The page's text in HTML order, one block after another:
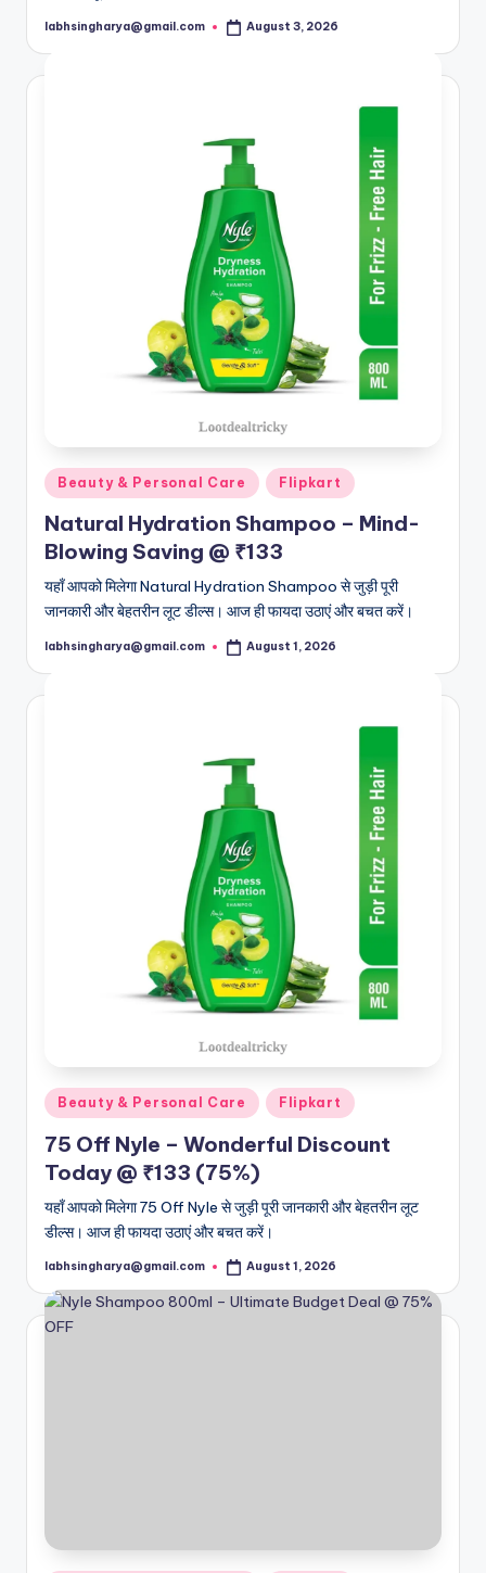
Posted
labhsingharya@gmail.com August 3, 2026
Posted
in
Beauty & Personal Care Flipkart
Natural Hydration Shampoo – Mind-
Blowing Saving @ ₹133
यहाँ आपको मिलेगा Natural Hydration Shampoo से जुड़ी पूरी
जानकारी और बेहतरीन लूट डील्स। आज ही फायदा उठाएं और बचत करें।
Posted
labhsingharya@gmail.com August 1, 2026
Posted
in
Beauty & Personal Care Flipkart
75 Off Nyle – Wonderful Discount
Today @ ₹133 (75%)
यहाँ आपको मिलेगा 75 Off Nyle से जुड़ी पूरी जानकारी और बेहतरीन लूट
डील्स। आज ही फायदा उठाएं और बचत करें।
Posted
labhsingharya@gmail.com August 1, 2026